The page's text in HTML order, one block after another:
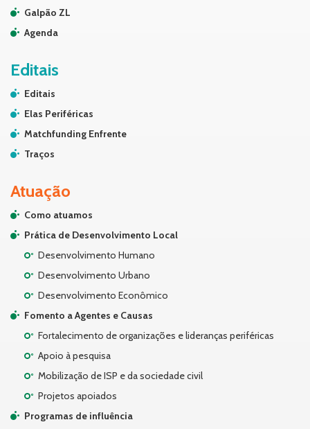
Galpão ZL
Agenda
Editais
Editais
Elas Periféricas
Matchfunding Enfrente
Traços
Atuação
Como atuamos
Prática de Desenvolvimento Local
Desenvolvimento Humano
Desenvolvimento Urbano
Desenvolvimento Econômico
Fomento a Agentes e Causas
Fortalecimento de organizações e lideranças periféricas
Apoio à pesquisa
Mobilização de ISP e da sociedade civil
Projetos apoiados
Programas de influência